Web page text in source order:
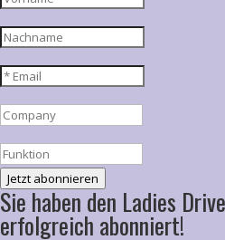
Jetzt abonnieren
Sie haben den Ladies
erfolgreich abonniert!